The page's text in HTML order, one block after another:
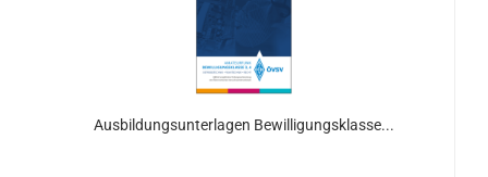
Ausbildungsunterlagen Bewilligungsklasse...